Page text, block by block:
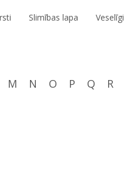
Slimības lapa Veselīgi
M N O P Q R